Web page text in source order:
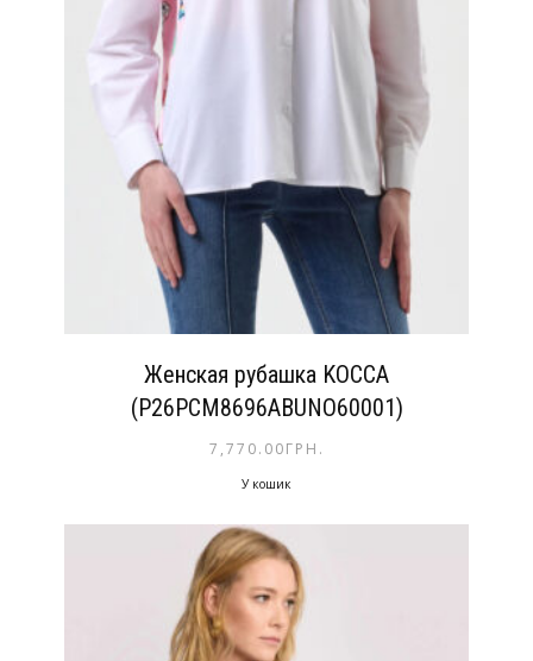
Женская рубашка KOCCA
(P26PCM8696ABUNO60001)
7,770.00ГРН.
У кошик